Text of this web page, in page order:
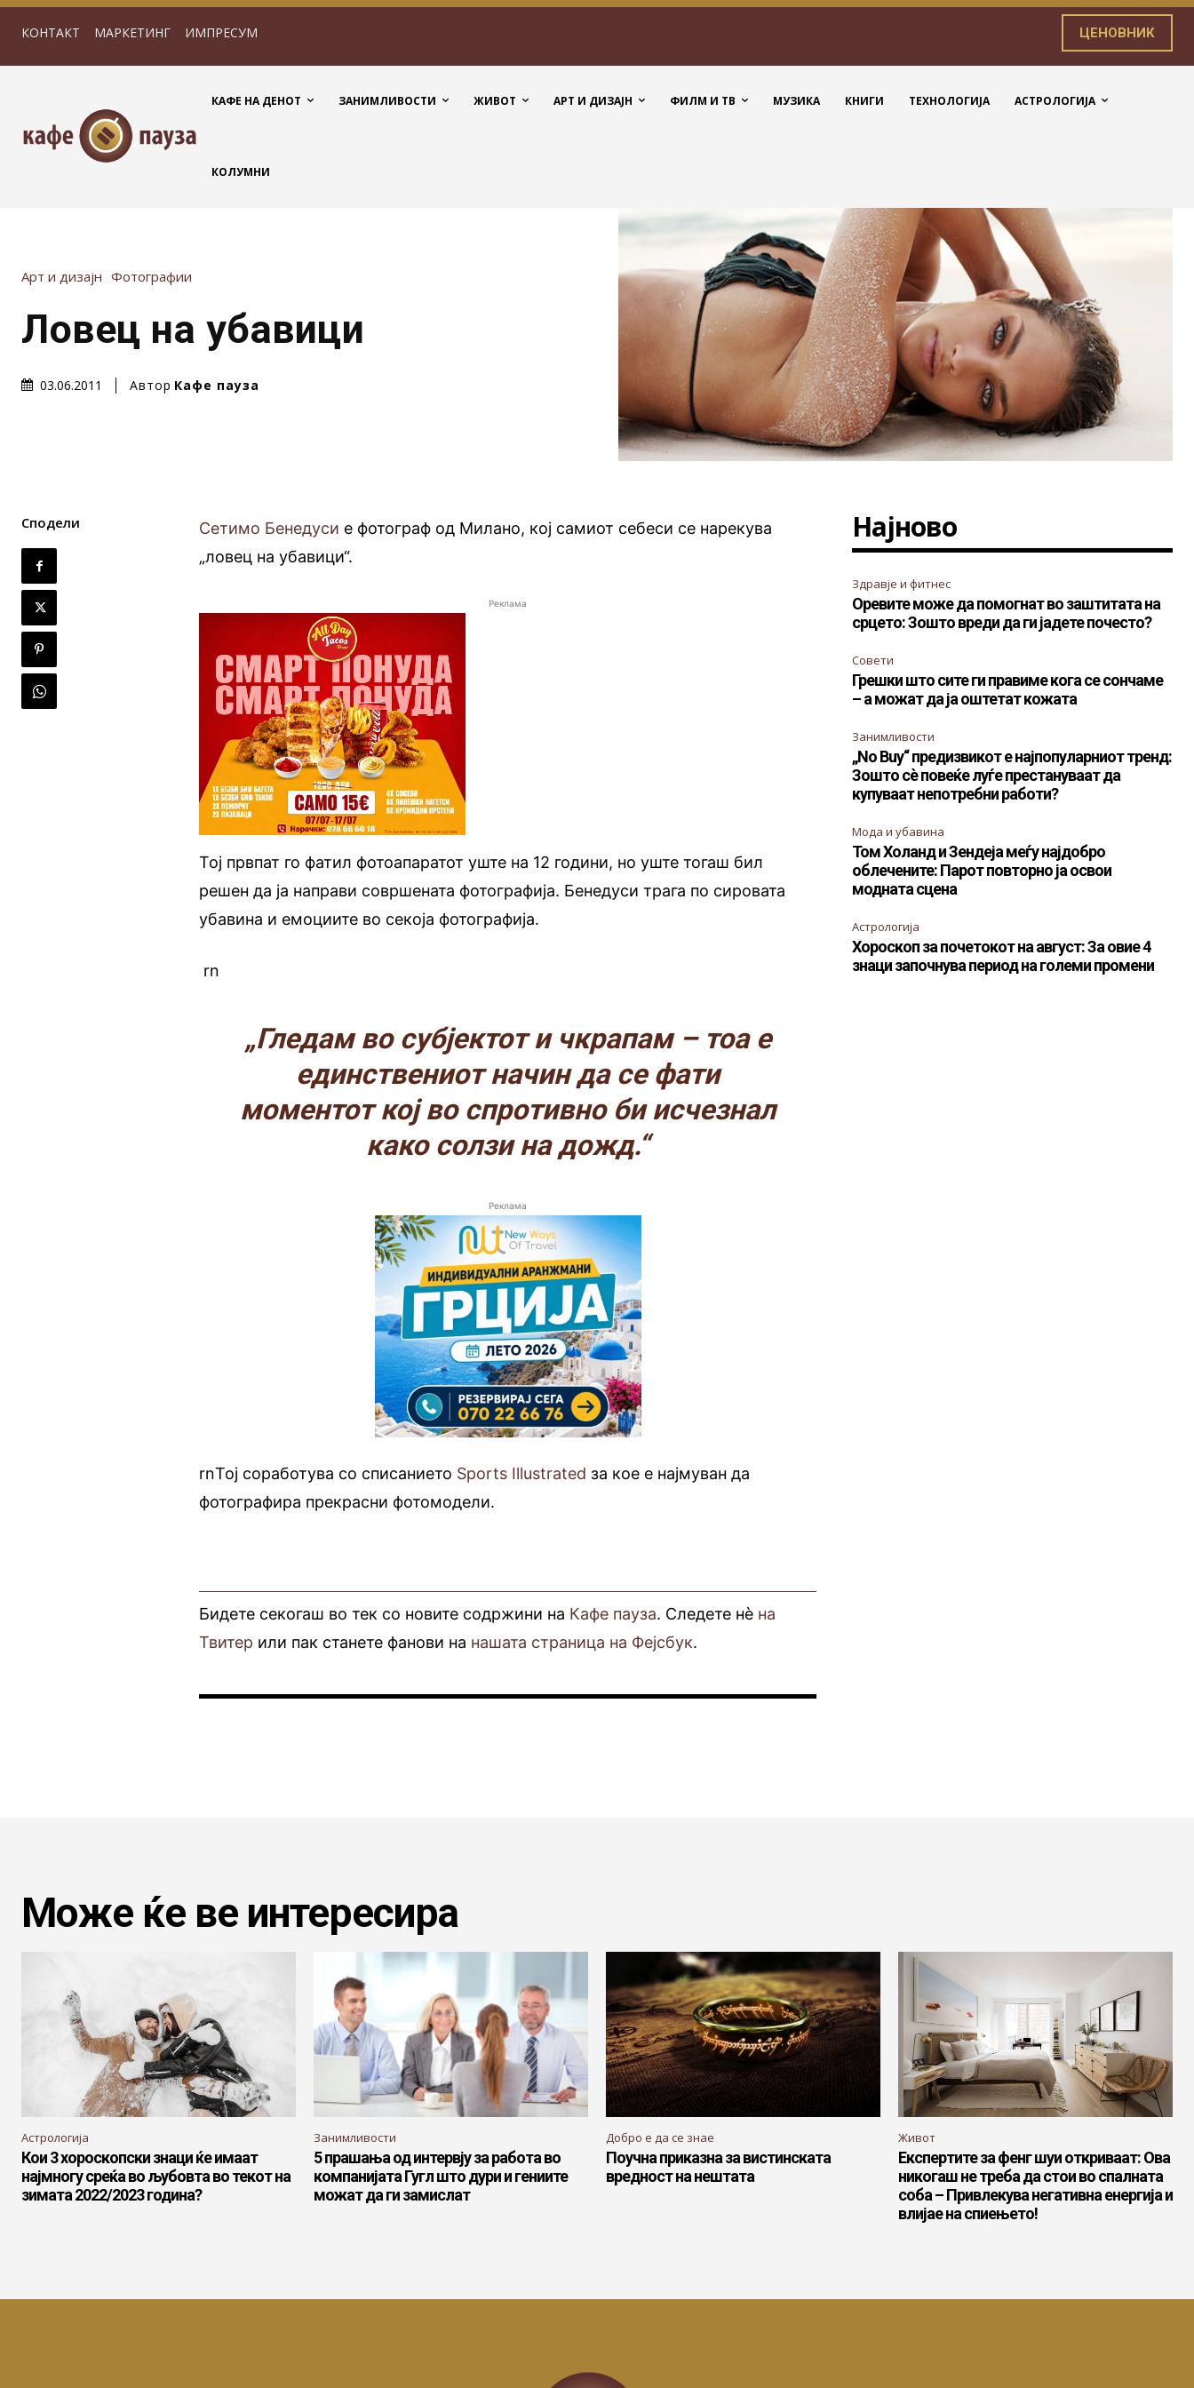
КОНТАКТ МАРКЕТИНГ ИМПРЕСУМ ЦЕНОВНИК
КАФЕ НА ДЕНОТ ЗАНИМЛИВОСТИ ЖИВОТ АРТ И ДИЗАЈН ФИЛМ И ТВ МУЗИКА КНИГИ ТЕХНОЛОГИЈА АСТРОЛОГИЈА
КОЛУМНИ
Арт и дизајн Фотографии
Ловец на убавици
03.06.2011 Автор Кафе пауза
Сподели Сетимо Бенедуси е фотограф од Милано, кој самиот себеси се нарекува
„ловец на убавици“.
Реклама
Тој првпат го фатил фотоапаратот уште на 12 години, но уште тогаш бил
решен да ја направи совршената фотографија. Бенедуси трага по сировата
убавина и емоциите во секоја фотографија.
rn
„Гледам во субјектот и чкрапам – тоа е
единствениот начин да се фати
моментот кој во спротивно би исчезнал
како солзи на дожд.“
Реклама
rnТој соработува со списанието Sports Illustrated за кое е најмуван да
фотографира прекрасни фотомодели.
Бидете секогаш во тек со новите содржини на Кафе пауза. Следете нè на
Твитер или пак станете фанови на нашата страница на Фејсбук.
Најново
Здравје и фитнес
Оревите може да помогнат во заштитата на
срцето: Зошто вреди да ги јадете почесто?
Совети
Грешки што сите ги правиме кога се сончаме
– а можат да ја оштетат кожата
Занимливости
„No Buy“ предизвикот е најпопуларниот тренд:
Зошто сè повеќе луѓе престануваат да
купуваат непотребни работи?
Мода и убавина
Том Холанд и Зендеја меѓу најдобро
облечените: Парот повторно ја освои
модната сцена
Астрологија
Хороскоп за почетокот на август: За овие 4
знаци започнува период на големи промени
Може ќе ве интересира
Астрологија
Кои 3 хороскопски знаци ќе имаат
најмногу среќа во љубовта во текот на
зимата 2022/2023 година?
Занимливости
5 прашања од интервју за работа во
компанијата Гугл што дури и гениите
можат да ги замислат
Добро е да се знае
Поучна приказна за вистинската
вредност на нештата
Живот
Експертите за фенг шуи откриваат: Ова
никогаш не треба да стои во спалната
соба – Привлекува негативна енергија и
влијае на спиењето!